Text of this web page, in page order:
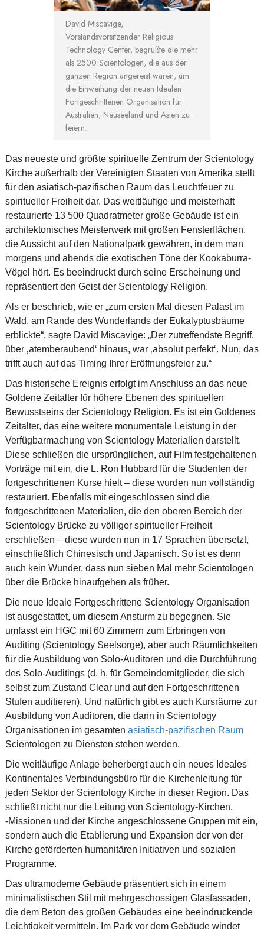
David Miscavige,
Vorstandsvorsitzender Religious
Technology Center, begrüßte die mehr
als 2500 Scientologen, die aus der
ganzen Region angereist waren, um
die Einweihung der neuen Idealen
Fortgeschrittenen Organisation für
Australien, Neuseeland und Asien zu
feiern.
Das neueste und größte spirituelle Zentrum der Scientology
Kirche außerhalb der Vereinigten Staaten von Amerika stellt
für den asiatisch-pazifischen Raum das Leuchtfeuer zu
spiritueller Freiheit dar. Das weitläufige und meisterhaft
restaurierte 13 500 Quadratmeter große Gebäude ist ein
architektonisches Meisterwerk mit großen Fensterflächen,
die Aussicht auf den Nationalpark gewähren, in dem man
morgens und abends die exotischen Töne der Kookaburra-
Vögel hört. Es beeindruckt durch seine Erscheinung und
repräsentiert den Geist der Scientology Religion.
Als er beschrieb, wie er „zum ersten Mal diesen Palast im
Wald, am Rande des Wunderlands der Eukalyptusbäume
erblickte“, sagte David Miscavige: „Der zutreffendste Begriff,
über ‚atemberaubend‘ hinaus, war ‚absolut perfekt‘. Nun, das
trifft auch auf das Timing Ihrer Eröffnungsfeier zu.“
Das historische Ereignis erfolgt im Anschluss an das neue
Goldene Zeitalter für höhere Ebenen des spirituellen
Bewusstseins der Scientology Religion. Es ist ein Goldenes
Zeitalter, das eine weitere monumentale Leistung in der
Verfügbarmachung von Scientology Materialien darstellt.
Diese schließen die ursprünglichen, auf Film festgehaltenen
Vorträge mit ein, die L. Ron Hubbard für die Studenten der
fortgeschrittenen Kurse hielt – diese wurden nun vollständig
restauriert. Ebenfalls mit eingeschlossen sind die
fortgeschrittenen Materialien, die den oberen Bereich der
Scientology Brücke zu völliger spiritueller Freiheit
erschließen – diese wurden nun in 17 Sprachen übersetzt,
einschließlich Chinesisch und Japanisch. So ist es denn
auch kein Wunder, dass nun sieben Mal mehr Scientologen
über die Brücke hinaufgehen als früher.
Die neue Ideale Fortgeschrittene Scientology Organisation
ist ausgestattet, um diesem Ansturm zu begegnen. Sie
umfasst ein HGC mit 60 Zimmern zum Erbringen von
Auditing (Scientology Seelsorge), aber auch Räumlichkeiten
für die Ausbildung von Solo-Auditoren und die Durchführung
des Solo-Auditings (d. h. für Gemeindemitglieder, die sich
selbst zum Zustand Clear und auf den Fortgeschrittenen
Stufen auditieren). Und natürlich gibt es auch Kursräume zur
Ausbildung von Auditoren, die dann in Scientology
Organisationen im gesamten asiatisch-pazifischen Raum
Scientologen zu Diensten stehen werden.
Die weitläufige Anlage beherbergt auch ein neues Ideales
Kontinentales Verbindungsbüro für die Kirchenleitung für
jeden Sektor der Scientology Kirche in dieser Region. Das
schließt nicht nur die Leitung von Scientology-Kirchen,
-Missionen und der Kirche angeschlossene Gruppen mit ein,
sondern auch die Etablierung und Expansion der von der
Kirche geförderten humanitären Initiativen und sozialen
Programme.
Das ultramoderne Gebäude präsentiert sich in einem
minimalistischen Stil mit mehrgeschossigen Glasfassaden,
die dem Beton des großen Gebäudes eine beeindruckende
Leichtigkeit vermitteln. Im Park vor dem Gebäude windet